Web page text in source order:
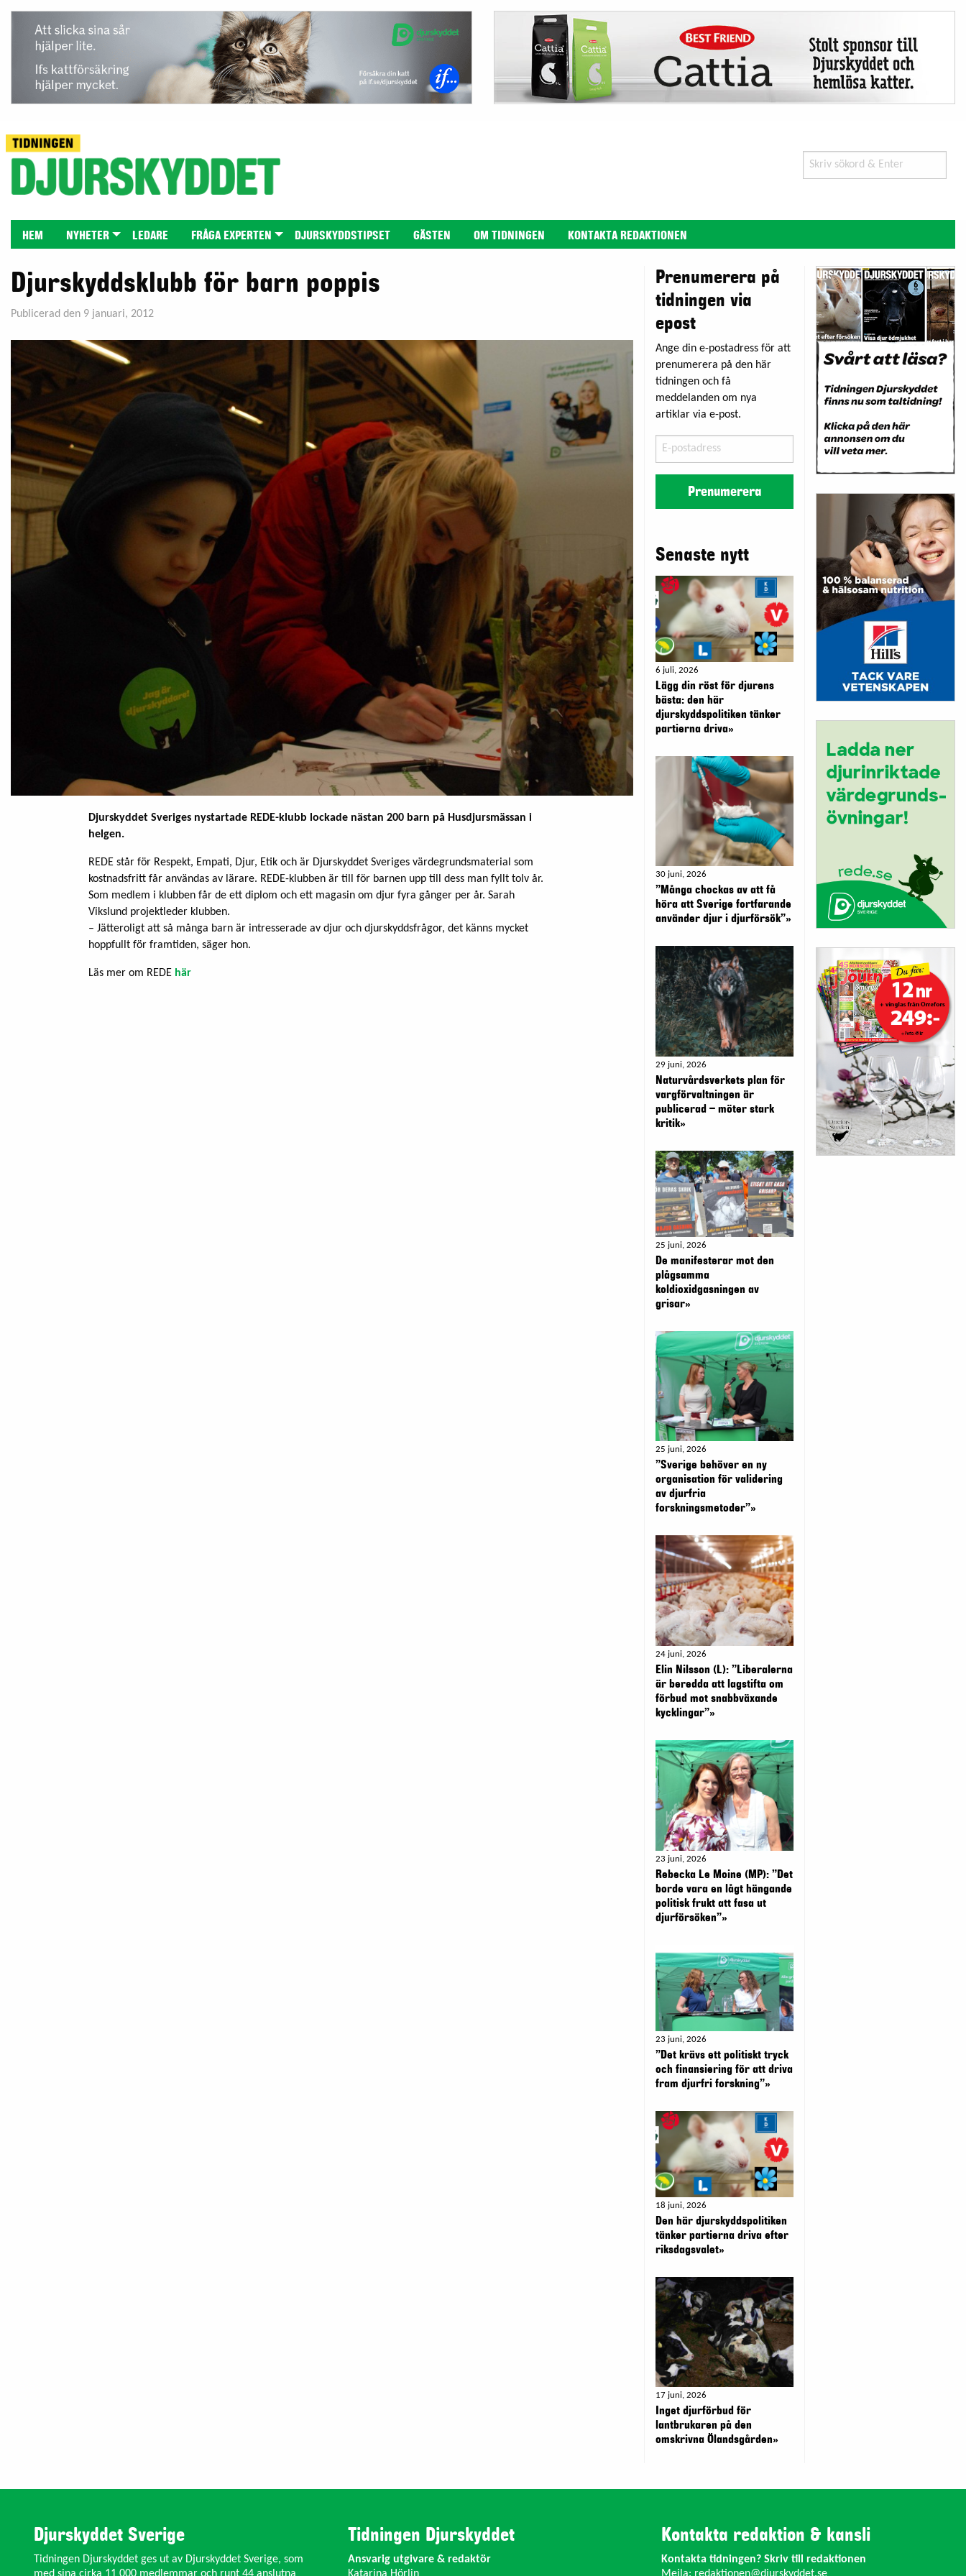
Search
for:
HEM NYHETER LEDARE FRÅGA EXPERTEN DJURSKYDDSTIPSET GÄSTEN OM TIDNINGEN KONTAKTA REDAKTIONEN
Djurskyddsklubb för barn poppis
Publicerad den 9 januari, 2012
Djurskyddet Sveriges nystartade REDE-klubb lockade nästan 200 barn på Husdjursmässan i
helgen.
REDE står för Respekt, Empati, Djur, Etik och är Djurskyddet Sveriges värdegrundsmaterial som
kostnadsfritt får användas av lärare. REDE-klubben är till för barnen upp till dess man fyllt tolv år.
Som medlem i klubben får de ett diplom och ett magasin om djur fyra gånger per år. Sarah
Vikslund projektleder klubben.
– Jätteroligt att så många barn är intresserade av djur och djurskyddsfrågor, det känns mycket
hoppfullt för framtiden, säger hon.
Läs mer om REDE här
Prenumerera på
tidningen via
epost
Ange din e-postadress för att
prenumerera på den här
tidningen och få
meddelanden om nya
artiklar via e-post.
postadress
Prenumerera
Senaste nytt
6 juli, 2026
Lägg din röst för djurens
bästa: den här
djurskyddspolitiken tänker
partierna driva»
30 juni, 2026
”Många chockas av att få
höra att Sverige fortfarande
använder djur i djurförsök”»
29 juni, 2026
Naturvårdsverkets plan för
vargförvaltningen är
publicerad – möter stark
kritik»
25 juni, 2026
De manifesterar mot den
plågsamma
koldioxidgasningen av
grisar»
25 juni, 2026
”Sverige behöver en ny
organisation för validering
av djurfria
forskningsmetoder”»
24 juni, 2026
Elin Nilsson (L): ”Liberalerna
är beredda att lagstifta om
förbud mot snabbväxande
kycklingar”»
23 juni, 2026
Rebecka Le Moine (MP): ”Det
borde vara en lågt hängande
politisk frukt att fasa ut
djurförsöken”»
23 juni, 2026
”Det krävs ett politiskt tryck
och finansiering för att driva
fram djurfri forskning”»
18 juni, 2026
Den här djurskyddspolitiken
tänker partierna driva efter
riksdagsvalet»
17 juni, 2026
Inget djurförbud för
lantbrukaren på den
omskrivna Ölandsgården»
Djurskyddet Sverige
Tidningen Djurskyddet ges ut av Djurskyddet Sverige, som
Tidningen Djurskyddet
Ansvarig utgivare & redaktör
Kontakta redaktion & kansli
Kontakta tidningen? Skriv till redaktionen